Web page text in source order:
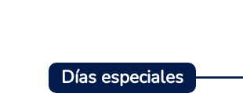
Días especiales